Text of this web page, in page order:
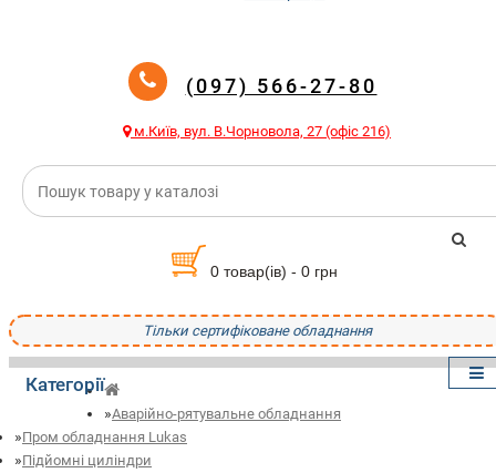
(097) 566-27-80
м.Київ, вул. В.Чорновола, 27 (офіс 216)
0 товар(ів) - 0 грн
Тільки сертифіковане обладнання
Категорії
Аварійно-рятувальне обладнання
Пром обладнання Lukas
Підйомні циліндри